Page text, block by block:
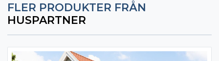
FLER PRODUKTER FRÅN
HUSPARTNER